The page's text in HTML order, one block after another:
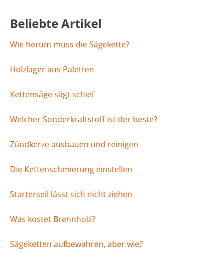
Beliebte Artikel
Wie herum muss die Sägekette?
Holzlager aus Paletten
Kettensäge sägt schief
Welcher Sonderkraftstoff ist der beste?
Zündkerze ausbauen und reinigen
Die Kettenschmierung einstellen
Starterseil lässt sich nicht ziehen
Was kostet Brennholz?
Sägeketten aufbewahren, aber wie?